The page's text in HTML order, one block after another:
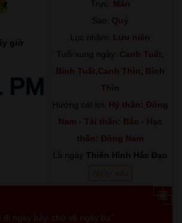
giờ
Trực: Mãn
Sao: Quỷ
Lục nhâm: Lưu niên
Tuổi xung ngày: Canh Tuất,
Bính Tuất,Canh Thìn, Bính
Thìn
Hướng cát lợi: Hỷ thần: Đông
Nam - Tài thần: Bắc - Hạc
thần: Đông Nam
Là ngày Thiên Hình Hắc Đạo
Ngày xấu
đi ngày bảy, chớ về ngày ba"